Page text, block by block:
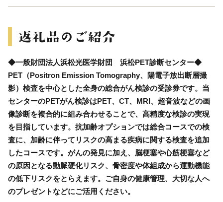
◆一般財団法人浜松光医学財団 浜松PET診断センター◆
PET（Positron Emission Tomography、陽電子放出断層撮
影）検査を中心とした全身の総合がん検診の受診券です。当
センターのPETがん検診はPET、CT、MRI、超音波などの画
像診断を複合的に組み合わせることで、高精度な検診の実現
を目指しています。抗加齢オプションでは総合コースでの検
査に、加齢に伴ってリスクの高まる疾病に関する検査を追加
したコースです。がんの発見に加え、脳梗塞や心筋梗塞など
の原因となる動脈硬化リスク、骨密度や体組成から運動機能
の低下リスクをとらえます。ご自身の健康管理、大切な人へ
のプレゼントなどにご活用ください。